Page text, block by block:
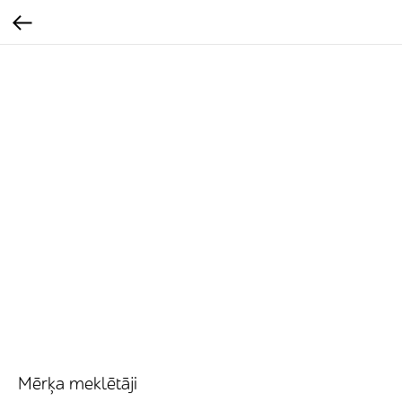
Mērķa meklētāji